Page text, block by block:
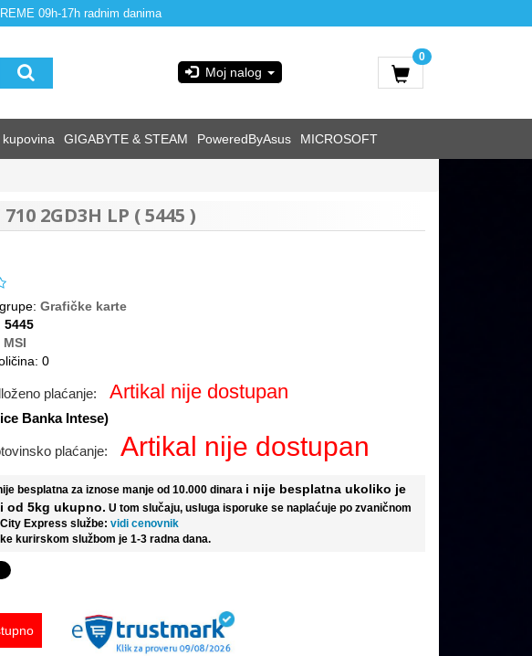
09h-17h radnim danima
Moj nalog
0
GIGABYTE & STEAM PoweredByAsus MICROSOFT
710 2GD3H LP ( 5445 )
Grafičke karte
5445
MSI
0
plaćanje: Artikal nije dostupan
Banka Intese)
plaćanje: Artikal nije dostupan
besplatna za iznose manje od 10.000 dinara i nije besplatna ukoliko je
od 5kg ukupno. U tom slučaju, usluga isporuke se naplaćuje po zvaničnom
Express službe: vidi cenovnik
kurirskom službom je 1-3 radna dana.